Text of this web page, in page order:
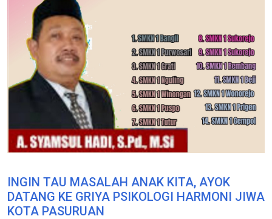
INGIN TAU MASALAH ANAK KITA, AYOK
DATANG KE GRIYA PSIKOLOGI HARMONI JIWA
KOTA PASURUAN